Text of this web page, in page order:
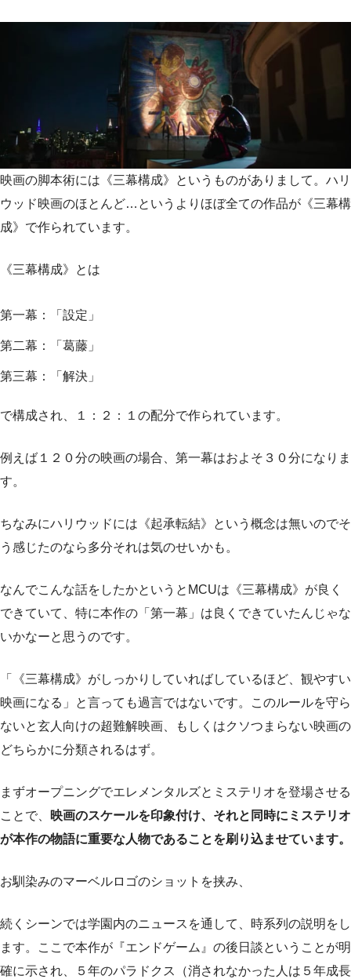
映画の脚本術には《三幕構成》というものがありまして。ハリ
ウッド映画のほとんど…というよりほぼ全ての作品が《三幕構
成》で作られています。
《三幕構成》とは
第一幕：「設定」
第二幕：「葛藤」
第三幕：「解決」
で構成され、１：２：１の配分で作られています。
例えば１２０分の映画の場合、第一幕はおよそ３０分になりま
す。
ちなみにハリウッドには《起承転結》という概念は無いのでそ
う感じたのなら多分それは気のせいかも。
なんでこんな話をしたかというとMCUは《三幕構成》が良く
できていて、特に本作の「第一幕」は良くできていたんじゃな
いかなーと思うのです。
「《三幕構成》がしっかりしていればしているほど、観やすい
映画になる」と言っても過言ではないです。このルールを守ら
ないと玄人向けの超難解映画、もしくはクソつまらない映画の
どちらかに分類されるはず。
まずオープニングでエレメンタルズとミステリオを登場させる
ことで、
映画のスケールを印象付け、それと同時にミステリオ
が本作の物語に重要な人物であることを刷り込ませています。
お馴染みのマーベルロゴのショットを挟み、
続くシーンでは学園内のニュースを通して、時系列の説明をし
ます。ここで本作が『エンドゲーム』の後日談ということが明
確に示され、５年のパラドクス（消されなかった人は５年成長